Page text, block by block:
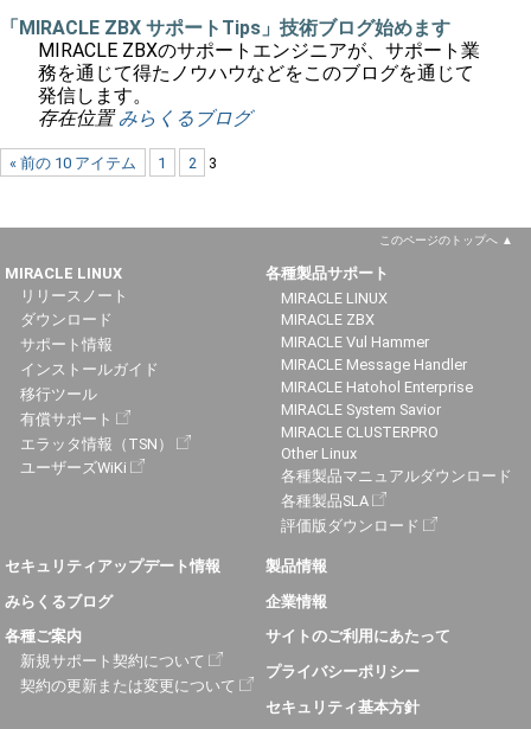
「MIRACLE ZBX サポートTips」技術ブログ始めます
MIRACLE ZBXのサポートエンジニアが、サポート業
務を通じて得たノウハウなどをこのブログを通じて
発信します。
存在位置 みらくるブログ
« 前の 10 アイテム 1 2 3
このページのトップへ
MIRACLE LINUX
リリースノート
ダウンロード
サポート情報
インストールガイド
移行ツール
有償サポート
エラッタ情報（TSN）
ユーザーズWiKi
各種製品サポート
MIRACLE LINUX
MIRACLE ZBX
MIRACLE Vul Hammer
MIRACLE Message Handler
MIRACLE Hatohol Enterprise
MIRACLE System Savior
MIRACLE CLUSTERPRO
Other Linux
各種製品マニュアルダウンロード
各種製品SLA
評価版ダウンロード
セキュリティアップデート情報
みらくるブログ
各種ご案内
新規サポート契約について
契約の更新または変更について
製品情報
企業情報
サイトのご利用にあたって
プライバシーポリシー
セキュリティ基本方針